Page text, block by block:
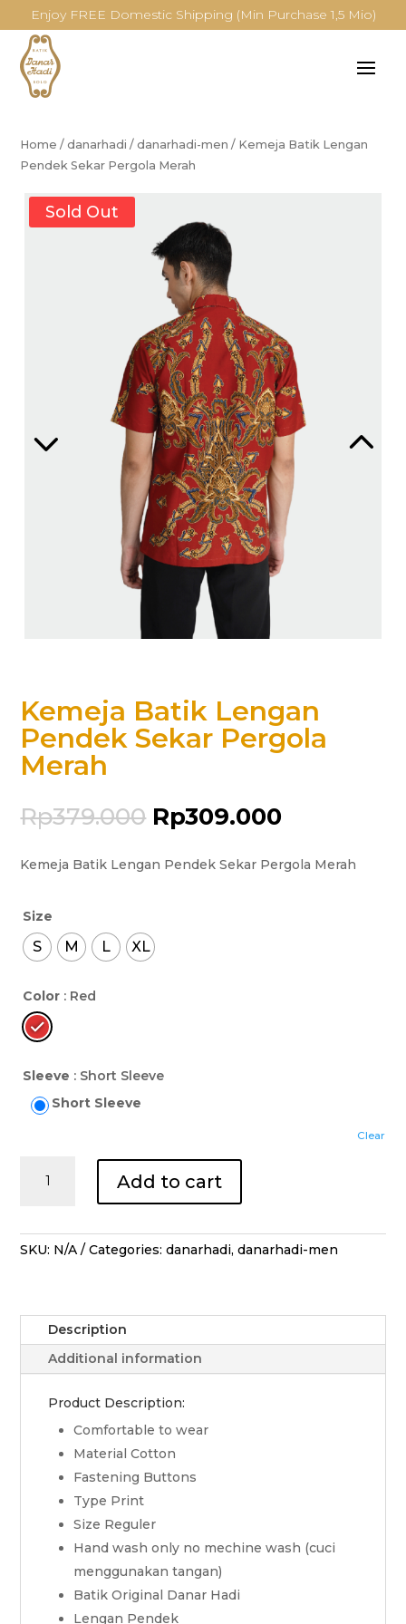
Enjoy FREE Domestic Shipping (Min Purchase 1,5 Mio)
Home /danarhadi /danarhadi-men / Kemeja Batik Lengan
Pendek Sekar Pergola Merah
Sold Out
Kemeja Batik Lengan
Pendek Sekar Pergola
Merah
Rp379.000 Rp309.000
Kemeja Batik Lengan Pendek Sekar Pergola Merah
Size
S M L XL
Color : Red
Sleeve : Short Sleeve
Short Sleeve
Clear
Batik
Sekar
quantity
Add to cart
SKU: N/A Categories: danarhadi,danarhadi-men
Description
Additional information
Product Description:
Comfortable to wear
Material Cotton
Fastening Buttons
Type Print
Size Reguler
Hand wash only no mechine wash (cuci
menggunakan tangan)
Batik Original Danar Hadi
Lengan Pendek